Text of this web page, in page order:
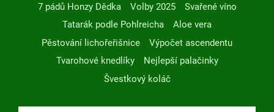
7 pádů Honzy Dědka
Volby 2025
Svařené víno
Tatarák podle Pohlreicha
Aloe vera
Pěstování lichořeřišnice
Výpočet ascendentu
Tvarohové knedlíky
Nejlepší palačinky
Švestkový koláč